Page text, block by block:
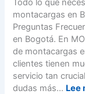
montacargas en
Preguntas
en Bogotá. En
de montacargas
clientes tienen
servicio tan
dudas más... Lee